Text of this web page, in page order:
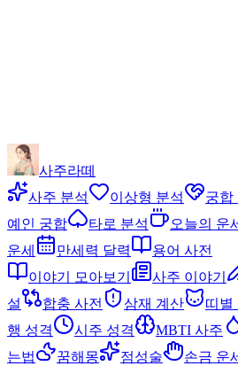
사주라떼
사주 분석
이상형 분석 궁합
예인 궁합
타로 분석 오늘의 운
운세
만세력 달력
용어 사전
이야기 모아보기
사주 이야기
설
합충 사전 삼재 계산 띠별
행 성격
시주 성격 MBTI 사주
는법
꿈해몽 점성술 손금 운